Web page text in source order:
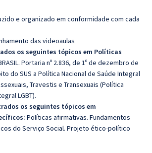
e organizado em conformidade com cada
das videoaulas
os seguintes tópicos em Políticas
Portaria nº 2.836, de 1º de dezembro de
do SUS a Política Nacional de Saúde Integral
Travestis e Transexuais (Política
LGBT).
os seguintes tópicos em
Políticas afirmativas. Fundamentos
do Serviço Social. Projeto ético-político